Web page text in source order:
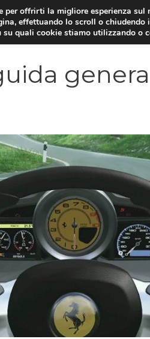
per offrirti la migliore esperienza sul
effettuando lo scroll o
su quali cookie stiamo utilizzando o